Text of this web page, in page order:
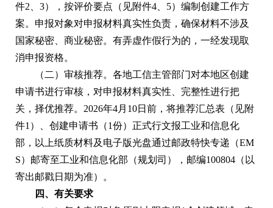
件2、3），按评价要点（见附件4、5）编制创建工作方
案。申报对象对申报材料真实性负责，确保材料不涉及
国家秘密、商业秘密。有弄虚作假行为的，一经发现取
消申报资格。
（二）审核推荐。各地工信主管部门对本地区创建
申请书进行审核，对申报材料真实性、完整性进行把
关，择优推荐。2026年4月10日前，将推荐汇总表（见附
件1）、创建申请书（1份）正式行文报工业和信息化
部，以上纸质材料及电子版光盘通过邮政特快专递（EM
S）邮寄至工业和信息化部（规划司），邮编100804（以
寄出邮戳日期为准）。
四、有关要求